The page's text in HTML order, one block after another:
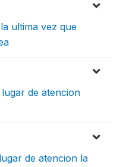
ultima vez que
de atencion
de atencion la